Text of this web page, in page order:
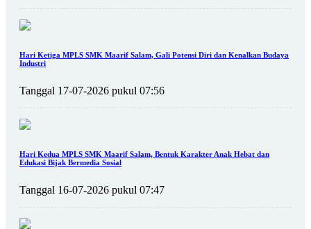
Hari Ketiga MPLS SMK Maarif Salam, Gali Potensi Diri dan Kenalkan Budaya
Industri
Tanggal 17-07-2026 pukul 07:56
Hari Kedua MPLS SMK Maarif Salam, Bentuk Karakter Anak Hebat dan
Edukasi Bijak Bermedia Sosial
Tanggal 16-07-2026 pukul 07:47